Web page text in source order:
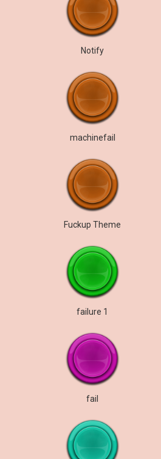
Notify
machinefail
Fuckup Theme
failure 1
fail